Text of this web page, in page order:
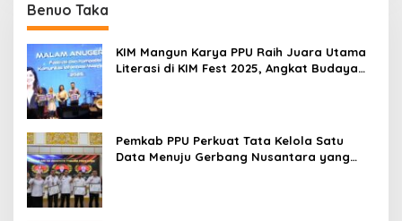
Benuo Taka
KIM Mangun Karya PPU Raih Juara Utama
Literasi di KIM Fest 2025, Angkat Budaya
Pemkab PPU Perkuat Tata Kelola Satu
Data Menuju Gerbang Nusantara yang